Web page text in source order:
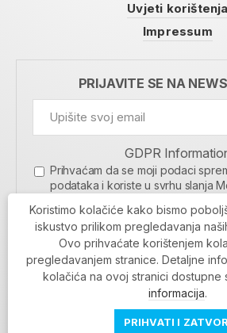
Uvjeti korištenja
Impressum
PRIJAVITE SE NA
GDPR
Prihvaćam da se moji podaci
podataka i koriste u svrhu slanja
MOJARIJEKA
PRIJAVI SE
Povratak na vrh
Koristimo kolačiće kako bismo
iskustvo prilikom pregledavanja
Ovo prihvaćate korištenjem
pregledavanjem stranice. Detaljne
kolačića na ovoj stranici dostupne
informacija.
PRIHVATI I